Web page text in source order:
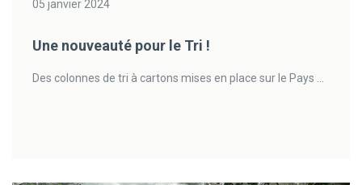
05 janvier 2024
Une nouveauté pour le Tri !
Des colonnes de tri à cartons mises en place sur le Pays ...